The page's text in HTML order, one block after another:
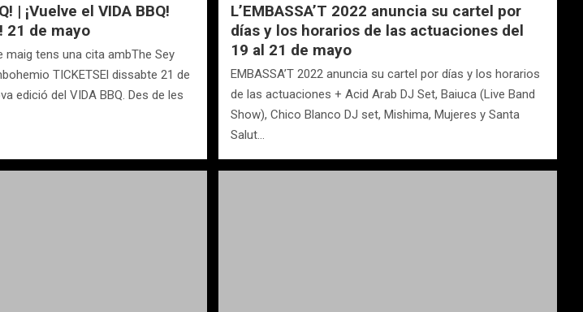
| ¡Vuelve el VIDA BBQ!
21 de mayo
maig tens una cita ambThe Sey
TICKETSEl dissabte 21 de
edició del VIDA BBQ. Des de les
L’EMBASSA’T 2022 anuncia su cartel por
días y los horarios de las actuaciones del
19 al 21 de mayo
EMBASSA’T 2022 anuncia su cartel por días y los horarios
de las actuaciones + Acid Arab DJ Set, Baiuca (Live Band
Show), Chico Blanco DJ set, Mishima, Mujeres y Santa
Salut…